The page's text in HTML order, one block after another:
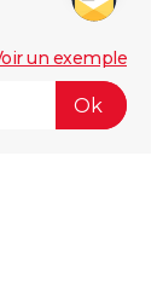
un exemple